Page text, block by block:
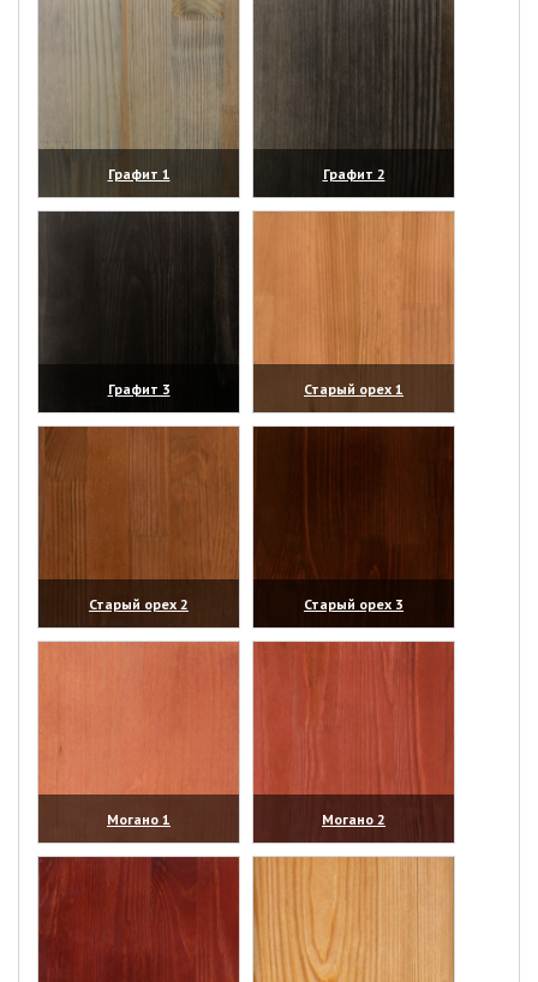
Графит 1
(увеличить)
Графит 2
(увеличить)
Графит 3
(увеличить)
Старый орех 1
(увеличить)
Старый орех 2
(увеличить)
Старый орех 3
(увеличить)
Могано 1
(увеличить)
Могано 2
(увеличить)